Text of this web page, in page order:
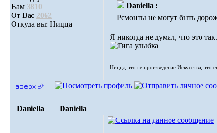
Вам 3810
От Вас 2062
Откуда вы: Ницца
Daniella :
Ремонты не могут быть
Я никогда не думал, что это
Ницца, это не произведение Искусства, это
Наверх ⮵
Daniella Daniella